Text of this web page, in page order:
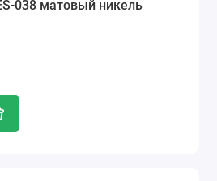
038 матовый никель